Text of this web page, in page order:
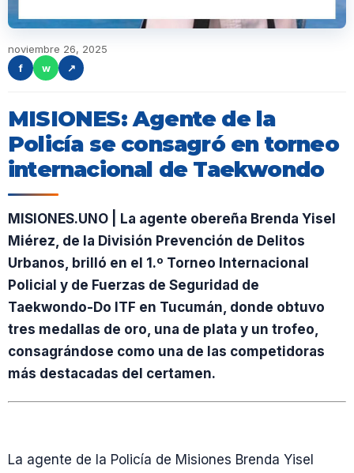
noviembre 26, 2025
f
w ↗
MISIONES: Agente de la
Policía se consagró en torneo
internacional de Taekwondo
MISIONES.UNO | La agente obereña Brenda Yisel
Miérez, de la División Prevención de Delitos
Urbanos, brilló en el 1.º Torneo Internacional
Policial y de Fuerzas de Seguridad de
Taekwondo-Do ITF en Tucumán, donde obtuvo
tres medallas de oro, una de plata y un trofeo,
consagrándose como una de las competidoras
más destacadas del certamen.
La agente de la Policía de Misiones Brenda Yisel